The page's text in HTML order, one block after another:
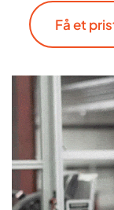
Få et